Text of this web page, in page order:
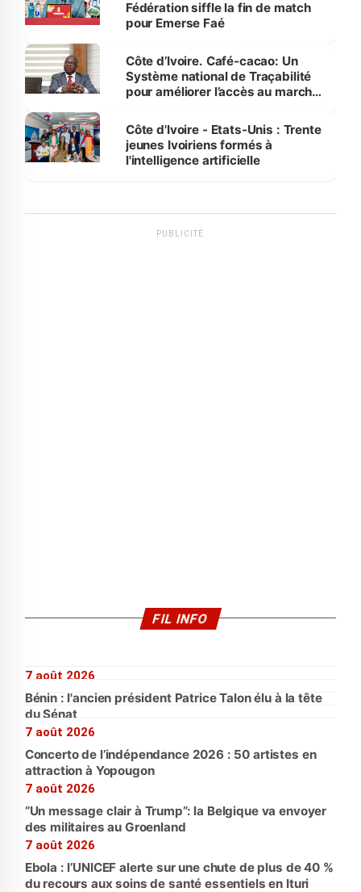
Fédération siffle la fin de match
pour Emerse Faé
Côte d’Ivoire. Café-cacao: Un
Système national de Traçabilité
pour améliorer l’accès au marché
Côte d'Ivoire - Etats-Unis : Trente
jeunes Ivoiriens formés à
l'intelligence artificielle
PUBLICITÉ
FIL INFO
7 août 2026
Bénin : l'ancien président Patrice Talon élu à la tête
du Sénat
7 août 2026
Concerto de l’indépendance 2026 : 50 artistes en
attraction à Yopougon
7 août 2026
“Un message clair à Trump”: la Belgique va envoyer
des militaires au Groenland
7 août 2026
Ebola : l’UNICEF alerte sur une chute de plus de 40 %
du recours aux soins de santé essentiels en Ituri